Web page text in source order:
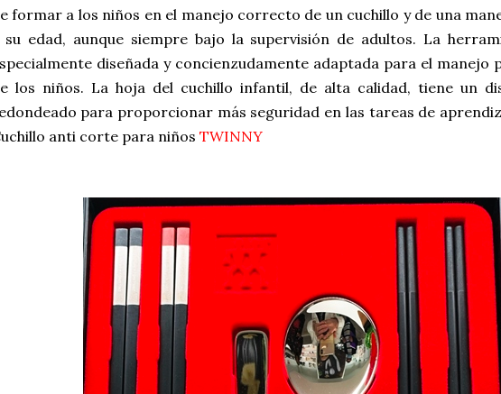
formar a los niños en el manejo correcto de un cuchillo y de una
su edad, aunque siempre bajo la supervisión de adultos. La
diseñada y concienzudamente adaptada para el manejo
los niños. La hoja del cuchillo infantil, de alta calidad, tiene un
para proporcionar más seguridad en las tareas de
anti corte para niños TWINNY